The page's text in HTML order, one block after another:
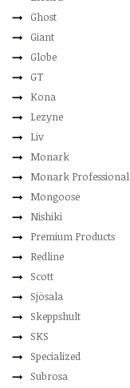
Ghost
Giant
Globe
GT
Kona
Lezyne
Liv
Monark
Monark Professional
Mongoose
Nishiki
Premium Products
Redline
Scott
Sjösala
Skeppshult
SKS
Specialized
Subrosa